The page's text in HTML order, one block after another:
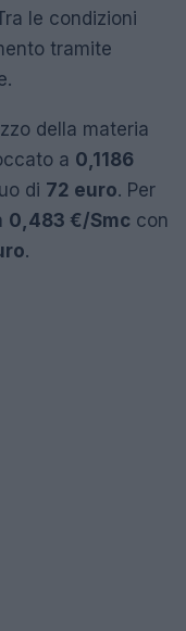
le condizioni
tramite
della materia
a 0,1186
di 72 euro. Per
0,483 €/Smc con
.